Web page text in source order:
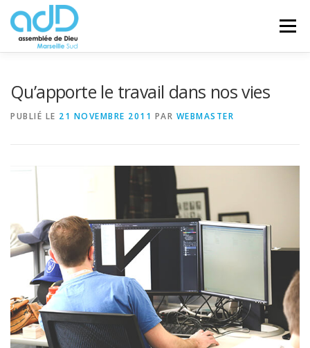
contenu
Menu
CONTACT
Qu’apporte le travail dans nos vies
PUBLIÉ LE 21 NOVEMBRE 2011 PAR WEBMASTER